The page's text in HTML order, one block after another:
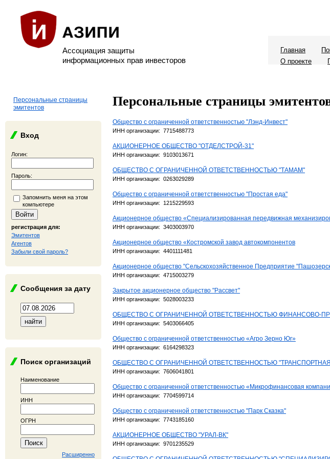
Ассоциация защиты
информационных прав инвесторов
Главная
О проекте
Персональные страницы
эмитентов
Вход
Логин:
Пароль:
Запомнить меня на этом
компьютере
регистрация для:
Эмитентов
Агентов
Забыли свой пароль?
Сообщения за дату
Поиск организаций
Наименование
ИНН
ОГРН
Расширенно
Персональные страницы
Общество с ограниченной ответственностью "Лэнд-Инвест"
ИНН организации: 7715488773
АКЦИОНЕРНОЕ ОБЩЕСТВО "ОТДЕЛСТРОЙ-31"
ИНН организации: 9103013671
ОБЩЕСТВО С ОГРАНИЧЕННОЙ ОТВЕТСТВЕННОСТЬЮ "ТАМАМ"
ИНН организации: 0263029289
Общество с ограниченной ответственностью "Простая еда"
ИНН организации: 1215229593
Акционерное общество «Специализированная передвижная
ИНН организации: 3403003970
Акционерное общество «Костромской завод автокомпонентов
ИНН организации: 4401111481
Акционерное общество "Сельскохозяйственное Предприятие
ИНН организации: 4715003279
Закрытое акционерное общество "Рассвет"
ИНН организации: 5028003233
ОБЩЕСТВО С ОГРАНИЧЕННОЙ ОТВЕТСТВЕННОСТЬЮ ФИНАНСОВО-
ИНН организации: 5403066405
Общество с ограниченной ответственностью «Агро Зерно Юг»
ИНН организации: 6164298323
ОБЩЕСТВО С ОГРАНИЧЕННОЙ ОТВЕТСТВЕННОСТЬЮ
ИНН организации: 7606041801
Общество с ограниченной ответственностью «Микрофинансовая
ИНН организации: 7704599714
Общество с ограниченной ответственностью "Парк Сказка"
ИНН организации: 7743185160
АКЦИОНЕРНОЕ ОБЩЕСТВО "УРАЛ-ВК"
ИНН организации: 9701235529